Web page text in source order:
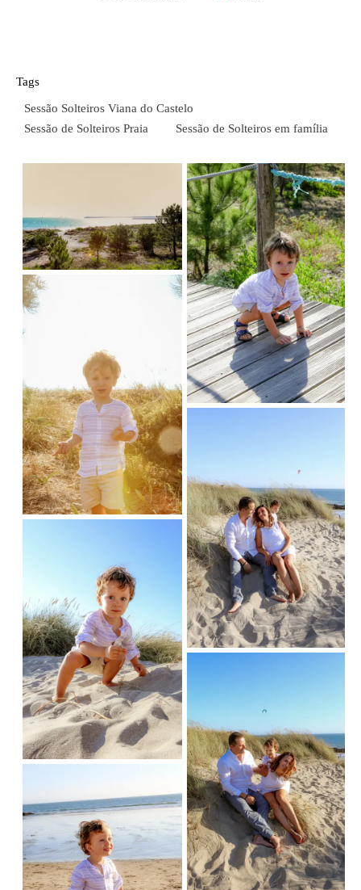
Tags
Sessão Solteiros Viana do Castelo
Sessão de Solteiros Praia
Sessão de Solteiros em família